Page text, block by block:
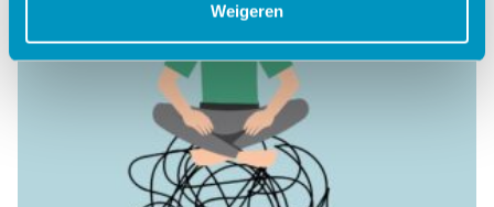
Weigeren